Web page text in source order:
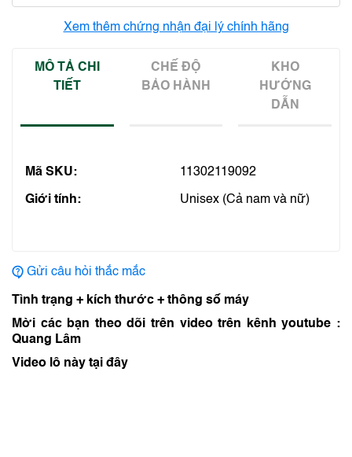
Xem thêm chứng nhận đại lý chính hãng
MÔ TẢ CHI
TIẾT
CHẾ ĐỘ
BẢO HÀNH
KHO
HƯỚNG
DẪN
Mã SKU: 11302119092
Giới tính: Unisex (Cả nam và nữ)
Gửi câu hỏi thắc mắc
Tình trạng + kích thước + thông số máy
Mời các bạn theo dõi trên video trên kênh youtube :
Quang Lâm
Video lô này tại đây